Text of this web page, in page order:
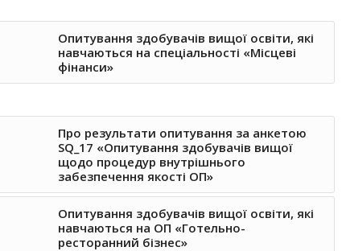
Опитування здобувачів вищої освіти, які
навчаються на спеціальності «Місцеві
фінанси»
Про результати опитування за анкетою
SQ_17 «Опитування здобувачів вищої
щодо процедур внутрішнього
забезпечення якості ОП»
Опитування здобувачів вищої освіти, які
навчаються на ОП «Готельно-
ресторанний бізнес»